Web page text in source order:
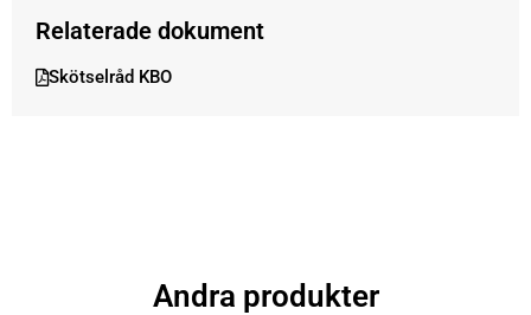
Relaterade dokument
Skötselråd KBO
Andra produkter